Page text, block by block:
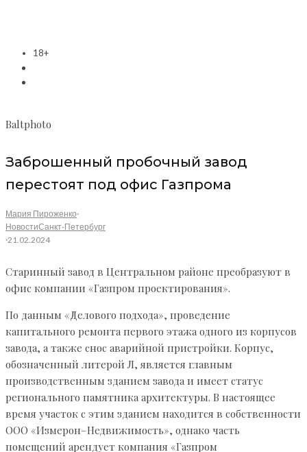
18+
Baltphoto
Заброшенный пробочный завод
перестоят под офис Газпрома
Мария Пироженко·
НовостиСанкт-Петербург
·21.02.2024
Старинный завод в Центральном районе преобразуют в
офис компании «Газпром проектирования».
По данным «Делового подхода», проведение
капитального ремонта первого этажа одного из корпусов
завода, а также снос аварийной пристройки. Корпус,
обозначенный литерой Л, является главным
производственным зданием завода и имеет статус
регионального памятника архитектуры. В настоящее
время участок с этим зданием находится в собственности
ООО «Измерон–Недвижимость», однако часть
помещений арендует компания «Газпром